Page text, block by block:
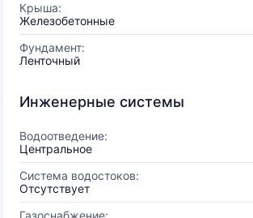
Крыша:
Железобетонные
Фундамент:
Ленточный
Инженерные системы
Водоотведение:
Центральное
Система водостоков:
Отсутствует
Газоснабжение: